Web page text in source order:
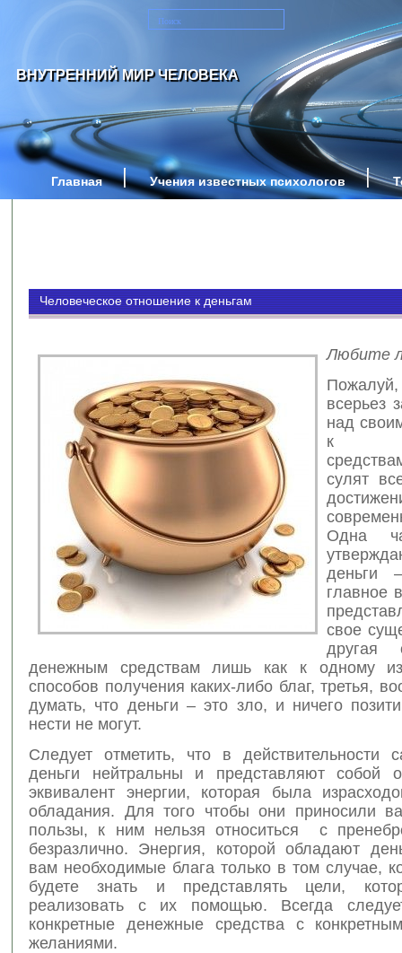
ВНУТРЕННИЙ МИР ЧЕЛОВЕКА
Главная Учения известных психологов
Человеческое отношение к деньгам
Любите
всерьез
над
к
сулят
Одна
деньги
главное
свое
другая
денежным средствам лишь как к одному
способов получения каких-либо благ, третья,
думать, что деньги – это зло, и ничего
нести не могут.
Следует отметить, что в действительности
деньги нейтральны и представляют собой
эквивалент энергии, которая была
обладания. Для того чтобы они приносили
пользы, к ним нельзя относиться с
безразлично. Энергия, которой обладают
вам необходимые блага только в том случае,
будете знать и представлять цели,
реализовать с их помощью. Всегда
конкретные денежные средства с
желаниями.